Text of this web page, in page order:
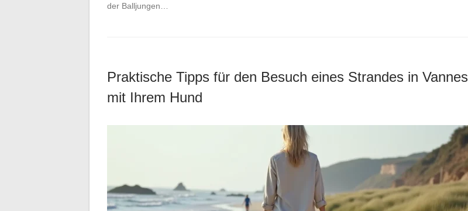
der Balljungen…
Praktische Tipps für den Besuch eines Strandes in Vannes
mit Ihrem Hund